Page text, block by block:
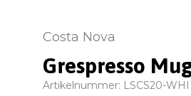
Costa Nova
Grespresso
Artikelnummer: LSCS20-WHI